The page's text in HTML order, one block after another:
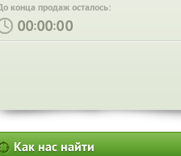
конца продаж осталось:
: :
Как нас найти